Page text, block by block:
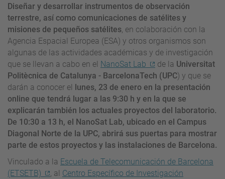
Diseñar y desarrollar instrumentos de observación
terrestre, así como comunicaciones de satélites y
misiones de pequeños satélites, en colaboración con la
Agencia Espacial Europea (ESA) y otros organismos son
algunas de las actividades académicas y de investigación
que se llevan a cabo en el NanoSat Lab de la Universitat
Politècnica de Catalunya - BarcelonaTech (UPC) y que se
darán a conocer el
lunes, 23 de enero en la presentación
online que tendrá lugar a las 9:30 h y en la que se
explicarán también los actuales proyectos del laboratorio.
De 10:30 a 13 h, el NanoSat Lab, ubicado en el Campus
Diagonal Norte de la UPC, abrirá sus puertas para mostrar
parte de estos proyectos y las instalaciones de Barcelona.
Vinculado a la Escuela de Telecomunicación de Barcelona
(ETSETB)
, al Centro Específico de Investigación